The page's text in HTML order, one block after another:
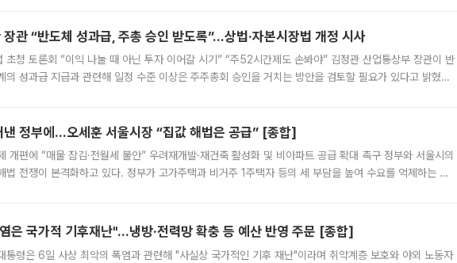
장관 “반도체 성과급, 주총 승인 받도록”…상법·자본시장법 개정 시사
초청 토론회 “이익 나눌 때 아닌 투자 이어갈 시기” “주52시간제도 손봐야” 김정관 산업통상부 장관이 반
의 성과급 지급과 관련해 일정 수준 이상은 주주총회 승인을 거치는 방안을 검토할 필요가 있다고 밝혔다.
낸 정부에…오세훈 서울시장 “집값 해법은 공급” [종합]
개편에 “매물 잠김·전월세 불안” 우려재개발·재건축 활성화 및 비아파트 공급 확대 촉구 정부와 서울시의
법 전쟁이 본격화하고 있다. 정부가 고가주택과 비거주 1주택자 등의 세 부담을 높여 수요를 억제하는 카
은 국가적 기후재난"…냉방·전력망 확충 등 예산 반영 주문 [종합]
통령은 6일 사상 최악의 폭염과 관련해 "사실상 국가적인 기후 재난"이라며 취약계층 보호와 야외 노동자